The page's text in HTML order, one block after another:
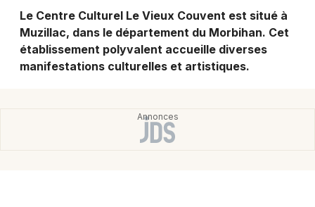
Manifestations
Foires & salons
Mulhouse
Montpellier
Le Centre Culturel Le Vieux Couvent est situé à
Muzillac, dans le département du Morbihan. Cet
établissement polyvalent accueille diverses
manifestations culturelles et artistiques.